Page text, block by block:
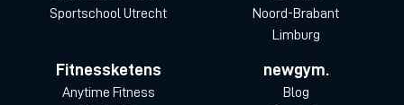
Sportschool Utrecht
Noord-Brabant
Limburg
Fitnessketens
Anytime Fitness
newgym.
Blog